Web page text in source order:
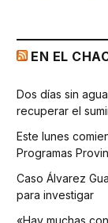
EN EL
Dos días sin
recuperar el
Este lunes
Programas
Caso Álvarez
para investigar
«Hay muchas